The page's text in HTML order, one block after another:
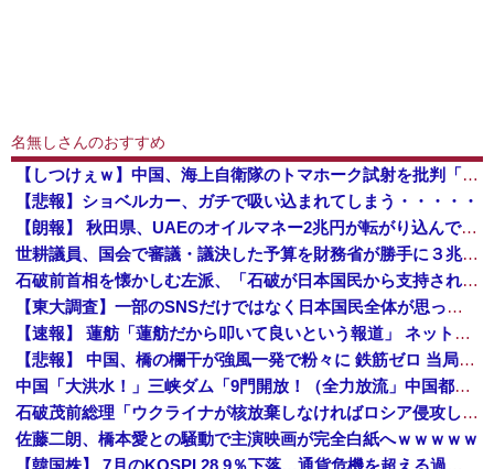
名無しさんのおすすめ
【しつけぇｗ】中国、海上自衛隊のトマホーク試射を批判「周辺の安全保障上の脅威を口実に再軍備を加速している」
【悲報】ショベルカー、ガチで吸い込まれてしまう・・・・・
【朗報】 秋田県、UAEのオイルマネー2兆円が転がり込んでガチで東北最強になるぞｗｗｗｗｗｗｗ
世耕議員、国会で審議・議決した予算を財務省が勝手に３兆円動かしていると指摘・問題視
石破前首相を懐かしむ左派、「石破が日本国民から支持されまくっていた」と主張してしまうも……
【東大調査】一部のSNSだけではなく日本国民全体が思っていた「外国人受け入れ反対」大幅増20.7%↑56.3%
【速報】 蓮舫「蓮舫だから叩いて良いという報道」 ネット「高市だから叩いて良いをやってるのがお前だろ」
【悲報】 中国、橋の欄干が強風一発で粉々に 鉄筋ゼロ 当局「接着剤でくっつけただけ」「正常で、品質問題はない」
中国「大洪水！」三峡ダム「9門開放！（全力放流」中国都市「三峡沿線の道路水没」中国政府「高速道路封鎖！」中国ダム「緊急放流に合わせて開門（土砂崩れ発生」→
石破茂前総理「ウクライナが核放棄しなければロシア侵攻しなかった」！
佐藤二朗、橋本愛との騒動で主演映画が完全白紙へｗｗｗｗｗ
【韓国株】 7月のKOSPI 28.9％下落…通貨危機を超える過去最大の下げ幅